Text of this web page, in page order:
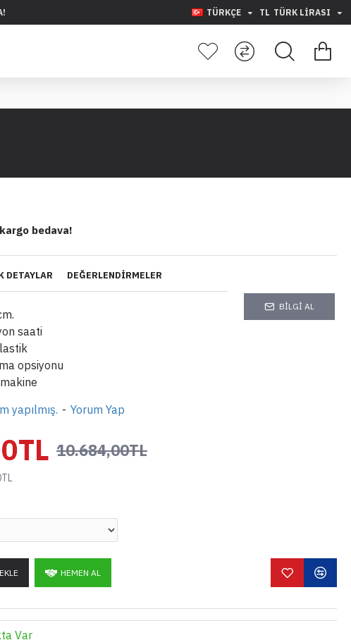
TÜRKÇE TL TÜRK LIRASI
DETAYLAR DEĞERLENDIRMELER
saati
opsiyonu
BILGI AL
bedava!
Var
yapılmış. - Yorum Yap
10.684,00TL
HEMEN AL